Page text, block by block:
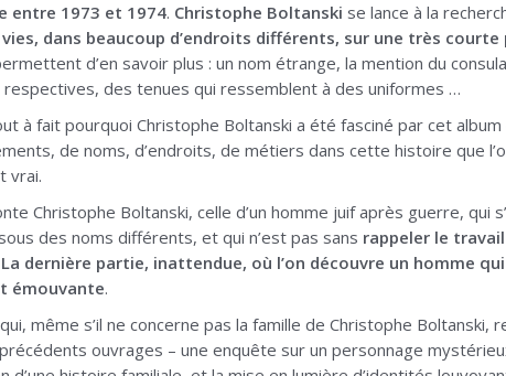
entre 1973 et 1974. Christophe Boltanski se lance à la
dans beaucoup d’endroits différents, sur une très courte
d’en savoir plus : un nom étrange, la mention du
des tenues qui ressemblent à des uniformes …
à fait pourquoi Christophe Boltanski a été fasciné par cet album
de noms, d’endroits, de métiers dans cette histoire que
vrai.
Christophe Boltanski, celle d’un homme juif après guerre, qui
des noms différents, et qui n’est pas sans rappeler le travail
La dernière partie, inattendue, où l’on découvre un homme
émouvante.
même s’il ne concerne pas la famille de Christophe Boltanski,
ouvrages – une enquête sur un personnage